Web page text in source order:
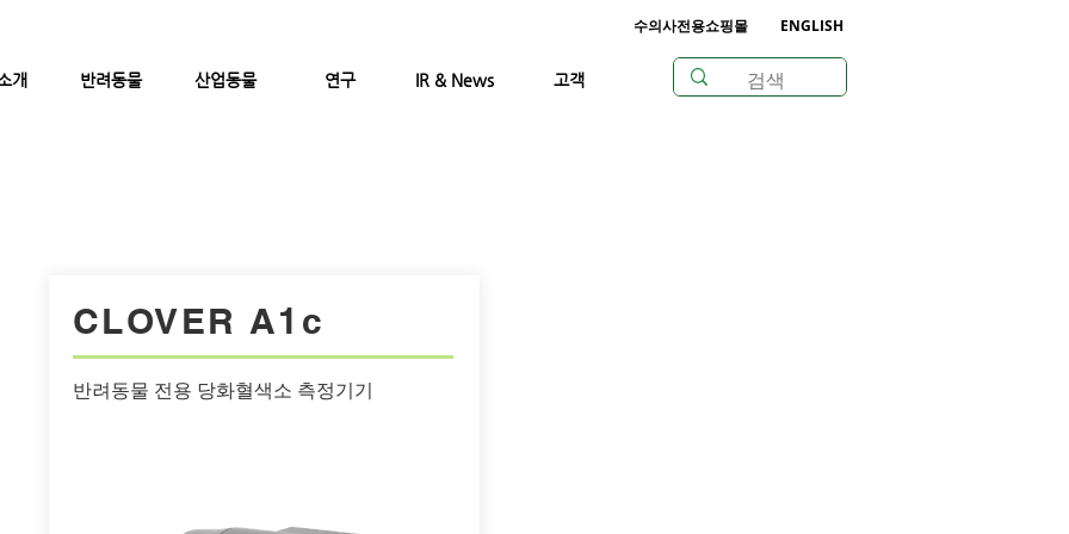
개 반려동물 산업동물 연구 IR & News 고객
ENGLISH
수의사전용쇼핑몰
CLOVER A1c
반려동물 전용 당화혈색소 측정기기